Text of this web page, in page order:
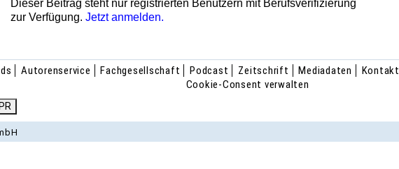
Dieser Beitrag steht nur registrierten Benutzern mit Berufsverifizierung
zur Verfügung.Jetzt anmelden.
Autorenservice Fachgesellschaft Podcast Zeitschrift Mediadaten Kontakt
Cookie-Consent verwalten